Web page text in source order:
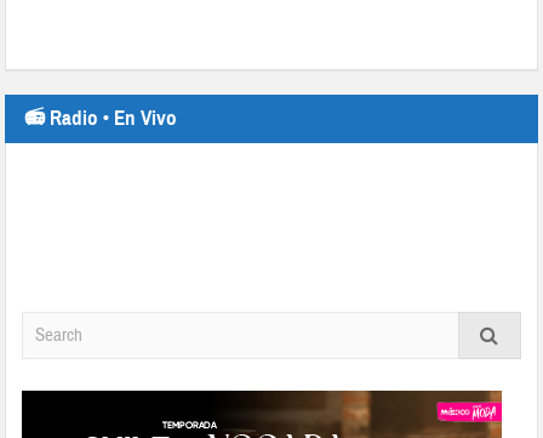
📻 Radio • En Vivo